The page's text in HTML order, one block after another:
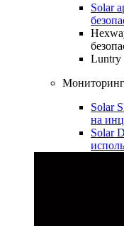
Solar
Luntry
Solar
на
Solar